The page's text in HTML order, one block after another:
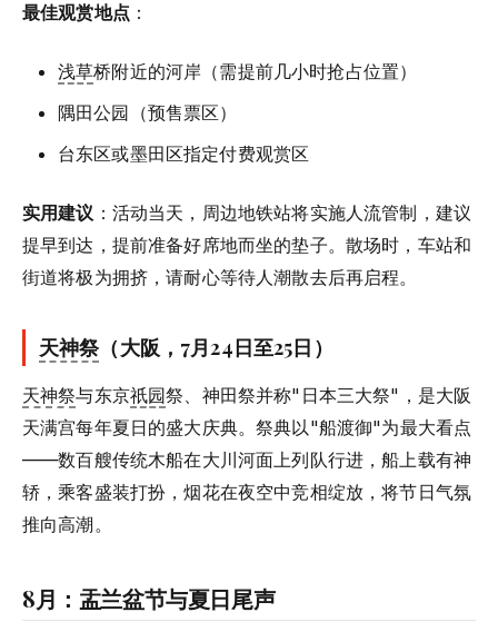
最佳观赏地点 ：
浅草桥附近的河岸（需提前几小时抢占位置）
隅田公园（预售票区）
台东区或墨田区指定付费观赏区
实用建议 ：活动当天，周边地铁站将实施人流管制，建议
提早到达，提前准备好席地而坐的垫子。散场时，车站和
街道将极为拥挤，请耐心等待人潮散去后再启程。
天神祭（大阪，7月24日至25日）
天神祭与东京祇园祭、神田祭并称"日本三大祭"，是大阪
天满宫每年夏日的盛大庆典。祭典以"船渡御"为最大看点
——数百艘传统木船在大川河面上列队行进，船上载有神
轿，乘客盛装打扮，烟花在夜空中竞相绽放，将节日气氛
推向高潮。
8月：盂兰盆节与夏日尾声